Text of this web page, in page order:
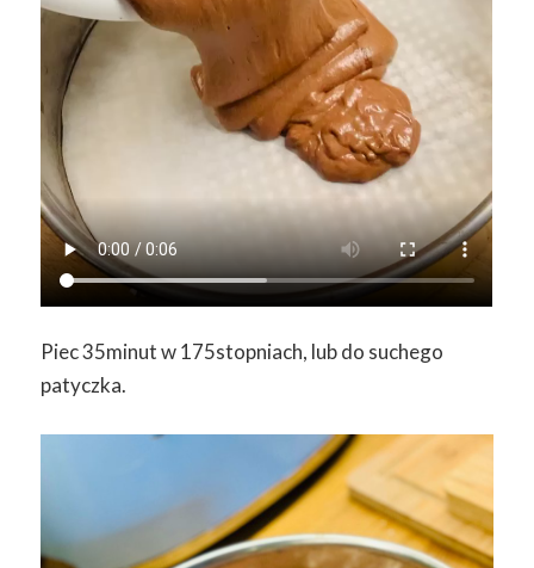
Piec 35minut w 175stopniach, lub do suchego
patyczka.